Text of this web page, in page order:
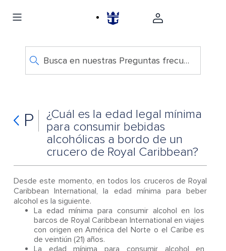
Busca en nuestras Preguntas frecuentes
P
¿Cuál es la edad legal mínima
para consumir bebidas
alcohólicas a bordo de un
crucero de Royal Caribbean?
Desde este momento, en todos los cruceros de Royal
Caribbean International, la edad mínima para beber
alcohol es la siguiente.
La edad mínima para consumir alcohol en los
barcos de Royal Caribbean International en viajes
con origen en América del Norte o el Caribe es
de veintiún (21) años.
La edad mínima para consumir alcohol en